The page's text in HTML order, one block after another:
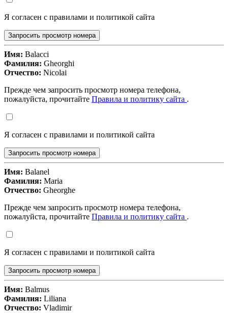
Я согласен с правилами и политикой сайта
Запросить просмотр номера
Имя: Balacci
Фамилия: Gheorghi
Отчество: Nicolai
Прежде чем запросить просмотр номера телефона,
пожалуйста, прочитайте Правила и политику сайта .
Я согласен с правилами и политикой сайта
Запросить просмотр номера
Имя: Balanel
Фамилия: Maria
Отчество: Gheorghe
Прежде чем запросить просмотр номера телефона,
пожалуйста, прочитайте Правила и политику сайта .
Я согласен с правилами и политикой сайта
Запросить просмотр номера
Имя: Balmus
Фамилия: Liliana
Отчество: Vladimir